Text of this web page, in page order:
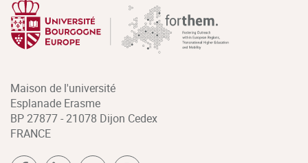
Maison de l'université
Esplanade Erasme
BP 27877 - 21078 Dijon Cedex
FRANCE